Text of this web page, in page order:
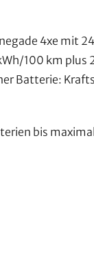
4xe mit
100 km plus
Batterie:
bis